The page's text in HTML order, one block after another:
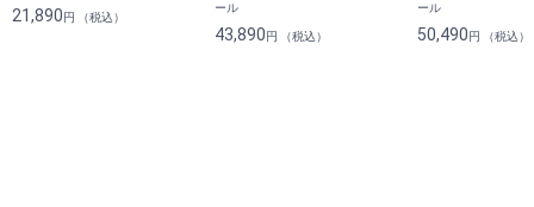
21,890円 （税込）
ール
43,890円 （税込）
ール
50,490円 （税込）